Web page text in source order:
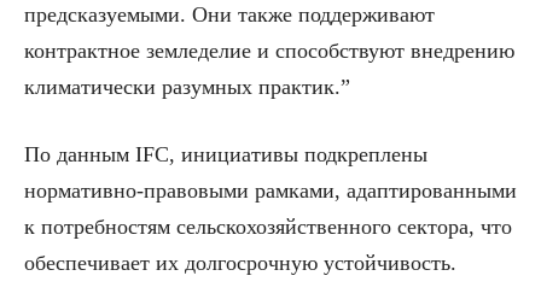
предсказуемыми. Они также поддерживают
контрактное земледелие и способствуют внедрению
климатически разумных практик.”
По данным IFC, инициативы подкреплены
нормативно-правовыми рамками, адаптированными
к потребностям сельскохозяйственного сектора, что
обеспечивает их долгосрочную устойчивость.